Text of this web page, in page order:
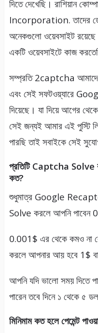
দিতে দেখেছি। রাশিয়ান
Incorporation. তাদের
অনেকগুলো ওয়েবসাইট
একটি ওয়েবসাইটে কাজ
সম্প্রতি 2captcha
এবং সেই সফটওয়্যারে
দিয়েছে। যা দিয়ে আগের
সেই জন্যই আমার এই পুস্টি
পারছি তাই সবাইকে সেই
প্রতিটি Captcha
কত?
শুধুমাত্র Google
Solve করলে আপনি পাবেন
0.001$ এর থেকে কমও না
করলে আপনার আয় হবে 1$
আপনি যদি ভালো সময় দিতে
পারেন তবে দিনে ১ থেকে ৫
মিনিমাম কত হলে পেমেন্ট